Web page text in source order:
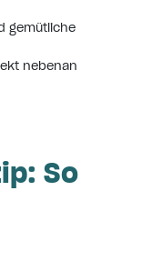
gemütliche
nebenan
So